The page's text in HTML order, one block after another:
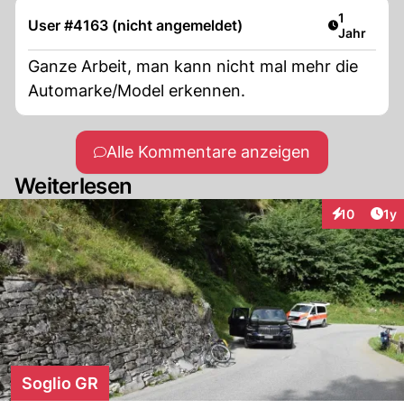
User #4163 (nicht angemeldet) Artikel
1
Jahr
Ganze Arbeit, man kann nicht mal mehr die
Automarke/Model erkennen.
Alle Kommentare anzeigen
Weiterlesen
10 1y
Soglio GR